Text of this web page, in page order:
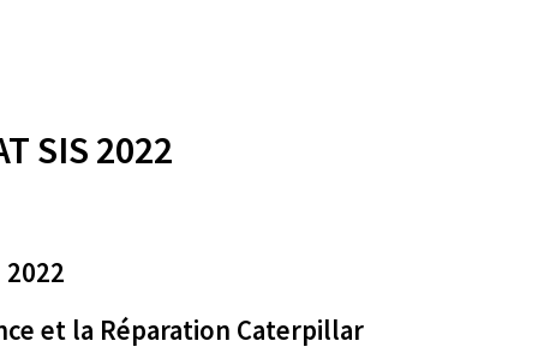
SIS 2022
et la Réparation Caterpillar